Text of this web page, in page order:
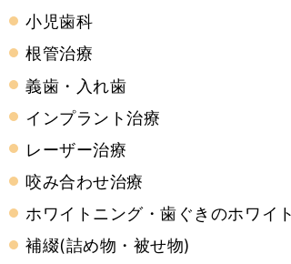
小児歯科
根管治療
義歯・入れ歯
インプラント治療
レーザー治療
咬み合わせ治療
ホワイトニング・歯ぐきのホワイ
補綴(詰め物・被せ物)